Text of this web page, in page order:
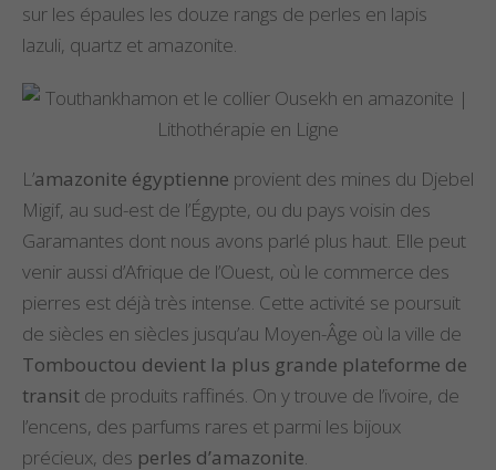
sur les épaules les douze rangs de perles en lapis
lazuli, quartz et amazonite.
L’amazonite égyptienne provient des mines du Djebel
Migif, au sud-est de l’Égypte, ou du pays voisin des
Garamantes dont nous avons parlé plus haut. Elle peut
venir aussi d’Afrique de l’Ouest, où le commerce des
pierres est déjà très intense. Cette activité se poursuit
de siècles en siècles jusqu’au Moyen-Âge où la ville de
Tombouctou devient la plus grande plateforme de
transit de produits raffinés. On y trouve de l’ivoire, de
l’encens, des parfums rares et parmi les bijoux
précieux, des perles d’amazonite.